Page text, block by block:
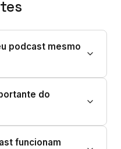
podcast mesmo
do
funcionam